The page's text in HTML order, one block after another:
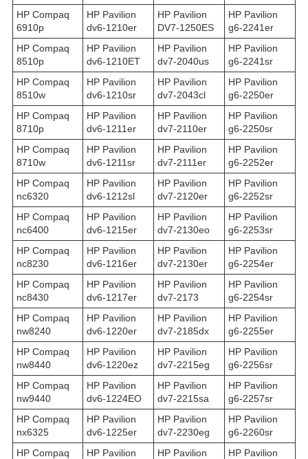
HP Compaq
6910p
HP Pavilion
dv6-1210er
HP Pavilion
DV7-1250ES
HP Pavilion
g6-2241er
HP Compaq
8510p
HP Pavilion
dv6-1210ET
HP Pavilion
dv7-2040us
HP Pavilion
g6-2241sr
HP Compaq
8510w
HP Pavilion
dv6-1210sr
HP Pavilion
dv7-2043cl
HP Pavilion
g6-2250er
HP Compaq
8710p
HP Pavilion
dv6-1211er
HP Pavilion
dv7-2110er
HP Pavilion
g6-2250sr
HP Compaq
8710w
HP Pavilion
dv6-1211sr
HP Pavilion
dv7-2111er
HP Pavilion
g6-2252er
HP Compaq
nc6320
HP Pavilion
dv6-1212sl
HP Pavilion
dv7-2120er
HP Pavilion
g6-2252sr
HP Compaq
nc6400
HP Pavilion
dv6-1215er
HP Pavilion
dv7-2130eo
HP Pavilion
g6-2253sr
HP Compaq
nc8230
HP Pavilion
dv6-1216er
HP Pavilion
dv7-2130er
HP Pavilion
g6-2254er
HP Compaq
nc8430
HP Pavilion
dv6-1217er
HP Pavilion
dv7-2173
HP Pavilion
g6-2254sr
HP Compaq
nw8240
HP Pavilion
dv6-1220er
HP Pavilion
dv7-2185dx
HP Pavilion
g6-2255er
HP Compaq
nw8440
HP Pavilion
dv6-1220ez
HP Pavilion
dv7-2215eg
HP Pavilion
g6-2256sr
HP Compaq
nw9440
HP Pavilion
dv6-1224EO
HP Pavilion
dv7-2215sa
HP Pavilion
g6-2257sr
HP Compaq
nx6325
HP Pavilion
dv6-1225er
HP Pavilion
dv7-2230eg
HP Pavilion
g6-2260sr
HP Compaq
HP Pavilion
HP Pavilion
HP Pavilion